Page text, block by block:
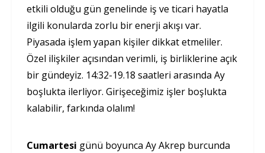
etkili olduğu gün genelinde iş ve ticari hayatla
ilgili konularda zorlu bir enerji akışı var.
Piyasada işlem yapan kişiler dikkat etmeliler.
Özel ilişkiler açısından verimli, iş birliklerine açık
bir gündeyiz. 14:32-19.18 saatleri arasında Ay
boşlukta ilerliyor. Girişeceğimiz işler boşlukta
kalabilir, farkında olalım!
Cumartesi günü boyunca Ay Akrep burcunda